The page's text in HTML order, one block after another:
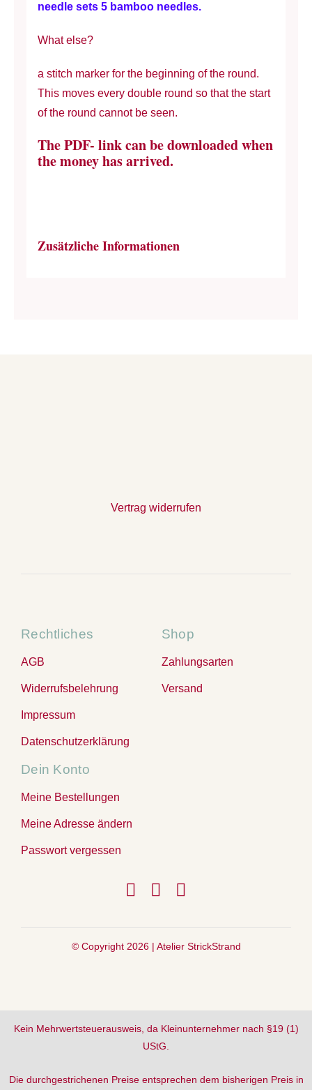
needle sets 5 bamboo needles.
What else?
a stitch marker for the beginning of the round.
This moves every double round so that the start
of the round cannot be seen.
The PDF- link can be downloaded when
the money has arrived.
Zusätzliche Informationen
Vertrag widerrufen
Rechtliches
AGB
Widerrufsbelehrung
Impressum
Datenschutzerklärung
Shop
Zahlungsarten
Versand
Dein Konto
Meine Bestellungen
Meine Adresse ändern
Passwort vergessen
© Copyright 2026 | Atelier StrickStrand
Kein Mehrwertsteuerausweis, da Kleinunternehmer nach §19 (1)
UStG.
Die durchgestrichenen Preise entsprechen dem bisherigen Preis in